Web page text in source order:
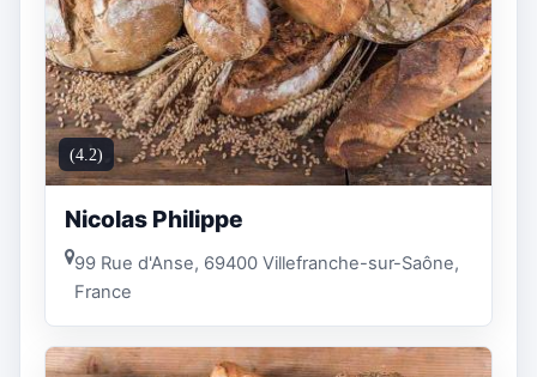
(4.2)
Nicolas Philippe
99 Rue d'Anse, 69400 Villefranche-sur-Saône,
France